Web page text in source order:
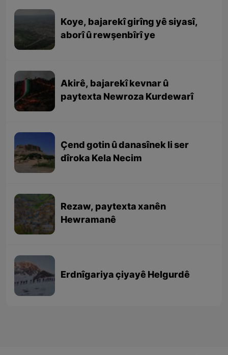
Koye, bajarekî girîng yê siyasî,
aborî û rewşenbîrî ye
Akirê, bajarekî kevnar û
paytexta Newroza Kurdewarî
Çend gotin û danasînek li ser
dîroka Kela Necim
Rezaw, paytexta xanên
Hewramanê
Erdnîgariya çiyayê Helgurdê